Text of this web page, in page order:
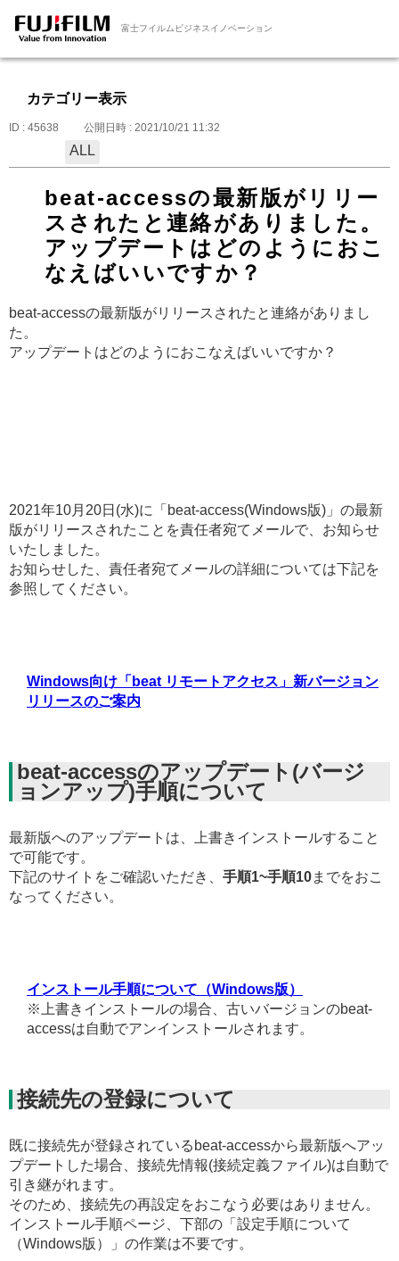
富士フイルムビジネスイノベーション
カテゴリー表示
ID : 45638 公開日時 : 2021/10/21 11:32
ALL
beat-accessの最新版がリリー
スされたと連絡がありました。
アップデートはどのようにおこ
なえばいいですか？
beat-accessの最新版がリリースされたと連絡がありまし
た。
アップデートはどのようにおこなえばいいですか？
2021年10月20日(水)に「beat-access(Windows版)」の最新
版がリリースされたことを責任者宛てメールで、お知らせ
いたしました。
お知らせした、責任者宛てメールの詳細については下記を
参照してください。
Windows向け「beat リモートアクセス」新バージョン
リリースのご案内
beat-accessのアップデート(バージ
ョンアップ)手順について
最新版へのアップデートは、上書きインストールすること
で可能です。
下記のサイトをご確認いただき、 手順1~手順10までをおこ
なってください。
インストール手順について（Windows版）
※上書きインストールの場合、古いバージョンのbeat-
accessは自動でアンインストールされます。
接続先の登録について
既に接続先が登録されているbeat-accessから最新版へアッ
プデートした場合、接続先情報(接続定義ファイル)は自動で
引き継がれます。
そのため、接続先の再設定をおこなう必要はありません。
インストール手順ページ、下部の「設定手順について
（Windows版）」の作業は不要です。